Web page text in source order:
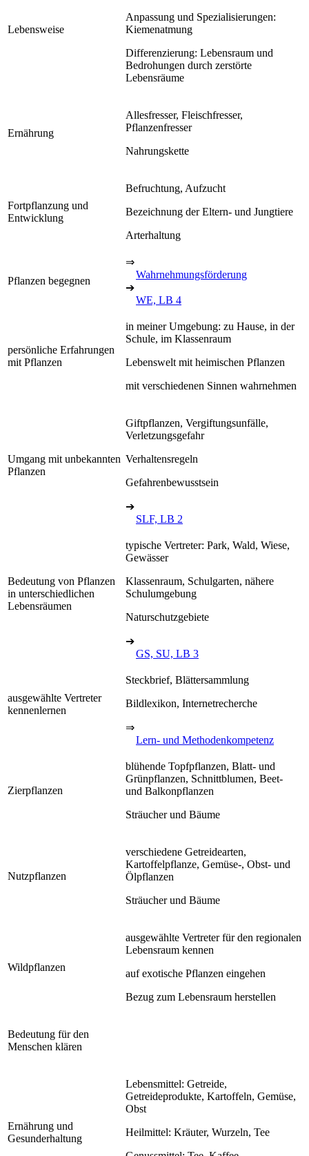
Lebensweise
Anpassung und Spezialisierungen:
Kiemenatmung
Differenzierung: Lebensraum und
Bedrohungen durch zerstörte
Lebensräume
Ernährung
Allesfresser, Fleischfresser,
Pflanzenfresser
Nahrungskette
Fortpflanzung und
Entwicklung
Befruchtung, Aufzucht
Bezeichnung der Eltern- und Jungtiere
Arterhaltung
Pflanzen begegnen
⇒
Wahrnehmungsförderung
➔
WE, LB 4
persönliche Erfahrungen
mit Pflanzen
in meiner Umgebung: zu Hause, in der
Schule, im Klassenraum
Lebenswelt mit heimischen Pflanzen
mit verschiedenen Sinnen wahrnehmen
Umgang mit unbekannten
Pflanzen
Giftpflanzen, Vergiftungsunfälle,
Verletzungsgefahr
Verhaltensregeln
Gefahrenbewusstsein
➔
SLF, LB 2
Bedeutung von Pflanzen
in unterschiedlichen
Lebensräumen
typische Vertreter: Park, Wald, Wiese,
Gewässer
Klassenraum, Schulgarten, nähere
Schulumgebung
Naturschutzgebiete
➔
GS, SU, LB 3
ausgewählte Vertreter
kennenlernen
Steckbrief, Blättersammlung
Bildlexikon, Internetrecherche
⇒
Lern- und Methodenkompetenz
Zierpflanzen
blühende Topfpflanzen, Blatt- und
Grünpflanzen, Schnittblumen, Beet-
und Balkonpflanzen
Sträucher und Bäume
Nutzpflanzen
verschiedene Getreidearten,
Kartoffelpflanze, Gemüse-, Obst- und
Ölpflanzen
Sträucher und Bäume
Wildpflanzen
ausgewählte Vertreter für den regionalen
Lebensraum kennen
auf exotische Pflanzen eingehen
Bezug zum Lebensraum herstellen
Bedeutung für den
Menschen klären
Ernährung und
Gesunderhaltung
Lebensmittel: Getreide,
Getreideprodukte, Kartoffeln, Gemüse,
Obst
Heilmittel: Kräuter, Wurzeln, Tee